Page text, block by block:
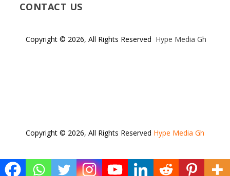
CONTACT US
Copyright © 2026, All Rights Reserved Hype Media Gh
Copyright © 2026, All Rights Reserved Hype Media Gh